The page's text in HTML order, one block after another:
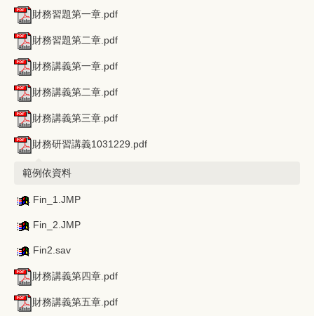
財務習題第一章.pdf
財務習題第二章.pdf
財務講義第一章.pdf
財務講義第二章.pdf
財務講義第三章.pdf
財務研習講義1031229.pdf
範例依資料
Fin_1.JMP
Fin_2.JMP
Fin2.sav
財務講義第四章.pdf
財務講義第五章.pdf